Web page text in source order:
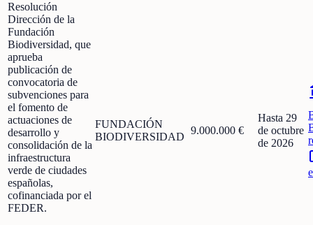
Resolución
Dirección de la
Fundación
Biodiversidad, que
aprueba
publicación de
convocatoria de
subvenciones para
el fomento de
actuaciones de
desarrollo y
consolidación de la
infraestructura
verde de ciudades
españolas,
cofinanciada por el
FEDER.
FUNDACIÓN
BIODIVERSIDAD
9.000.000 €
Hasta 29
de octubre
de 2026